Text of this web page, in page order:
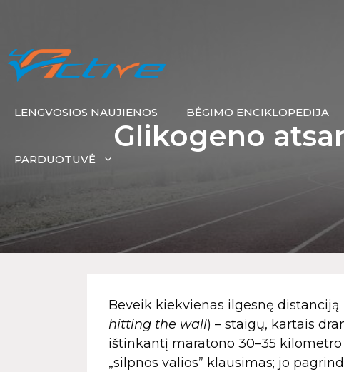
LENGVOSIOS NAUJIENOS BĖGIMO ENCIKLOPEDIJA
PARDUOTUVĖ
Glikogeno
Beveik kiekvienas ilgesnę distanciją
hitting the wall) – staigų, kartais
ištinkantį maratono 30–35
„silpnos valios” klausimas; jo